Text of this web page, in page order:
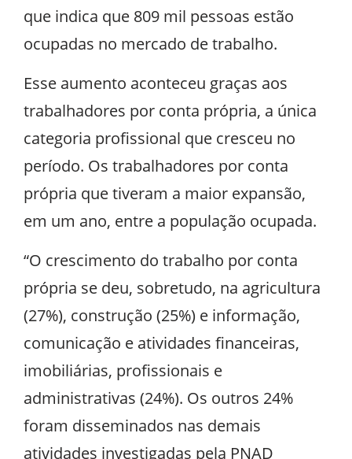
que indica que 809 mil pessoas estão
ocupadas no mercado de trabalho.
Esse aumento aconteceu graças aos
trabalhadores por conta própria, a única
categoria profissional que cresceu no
período. Os trabalhadores por conta
própria que tiveram a maior expansão,
em um ano, entre a população ocupada.
“O crescimento do trabalho por conta
própria se deu, sobretudo, na agricultura
(27%), construção (25%) e informação,
comunicação e atividades financeiras,
imobiliárias, profissionais e
administrativas (24%). Os outros 24%
foram disseminados nas demais
atividades investigadas pela PNAD